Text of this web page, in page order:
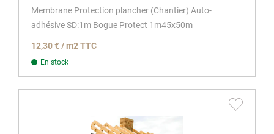
Membrane Protection plancher (Chantier) Auto-
adhésive SD:1m Bogue Protect 1m45x50m
12,30 € / m2 TTC
En stock